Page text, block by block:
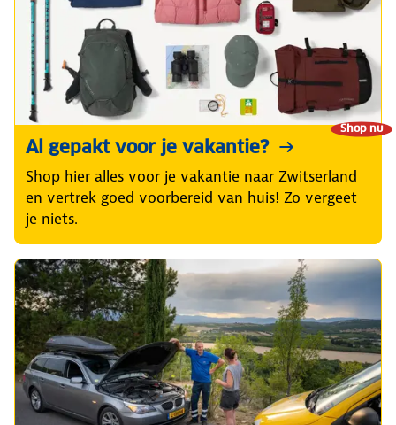
Shop nu
Al gepakt voor je vakantie?
Shop hier alles voor je vakantie naar Zwitserland
en vertrek goed voorbereid van huis! Zo vergeet
je niets.